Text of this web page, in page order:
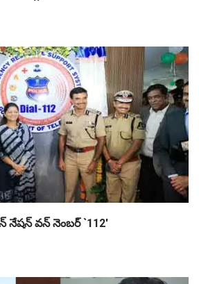
నేషన్ వన్ నెంబర్ `112′